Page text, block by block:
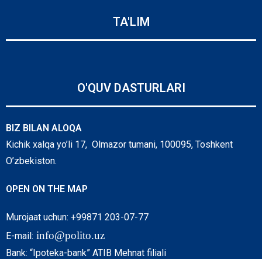
TA'LIM
O'QUV DASTURLARI
BIZ BILAN ALOQA
Kichik xalqa yo’li 17, Olmazor tumani, 100095, Toshkent
O’zbekiston.
OPEN ON THE MAP
Murojaat uchun: +99871 203-07-77
E-mail: info@polito.uz
Bank: “Ipoteka-bank” ATIB Mehnat filiali